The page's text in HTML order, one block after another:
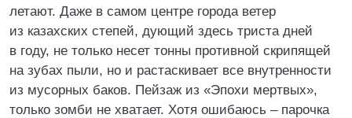
летают. Даже в самом центре города ветер
из казахских степей, дующий здесь триста дней
в году, не только несет тонны противной скрипящей
на зубах пыли, но и растаскивает все внутренности
из мусорных баков. Пейзаж из «Эпохи мертвых»,
только зомби не хватает. Хотя ошибаюсь – парочка